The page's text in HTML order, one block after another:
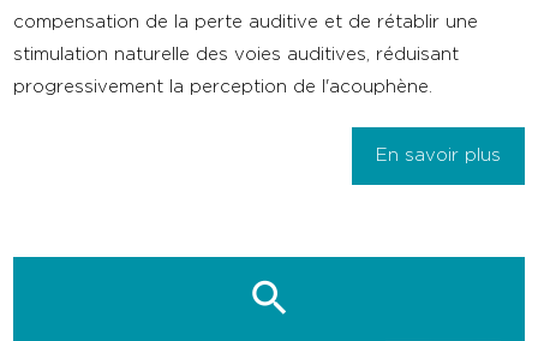
compensation de la perte auditive et de rétablir une
stimulation naturelle des voies auditives, réduisant
progressivement la perception de l'acouphène.
En savoir plus